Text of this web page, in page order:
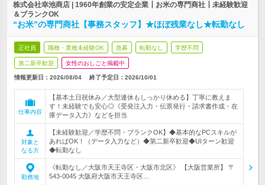
株式会社幸池商店 | 1960年創業の安定企業┃お米の専門商社┃未経験歓迎
＆ブランクOK
“お米”の専門商社【事務スタッフ】★ほぼ残業なし★転勤なし
正社員 職種・業種未経験OK 急募 転勤なし 学歴不問
第二新卒歓迎 女性のおしごと掲載中
情報更新日：2026/08/04 終了予定日： 2026/10/01
仕事内容
【基本土日祝休み／大型連休もしっかり休める】丁寧に教えま
す！未経験でも安心◎《受発注入力・伝票発行・請求書作成・在
庫データ入力》などを担当
対象と
なる方
【未経験歓迎／学歴不問・ブランクOK】◆基本的なPCスキルが
あればOK！（データ入力など）◆第二新卒歓迎◆UIターン歓迎
◆転勤なし
勤務地
《転勤なし／大阪市天王寺区・大阪市北区》 【大阪営業所】 〒
543-0045 大阪府大阪市天王寺区…